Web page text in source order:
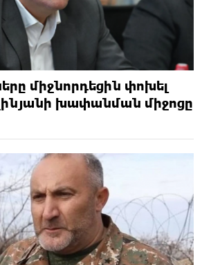
միջնորդեցին փոխել
խափանման միջոցը